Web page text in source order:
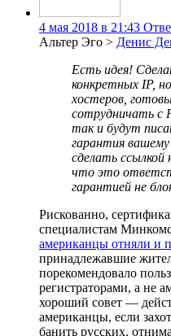
4 мая 2018 в 21:43
Альтер Эго > Денис
Есть идея!
конкретных IP,
хостеров,
сотрудничать с
так и будут
гарантия
сделать
что это
гарантией не
Рискованно,
специалистам
американцы отняли и
принадлежавшие
порекомендовало
регистраторами, а не
хороший совет —
американцы, если
банить русских,